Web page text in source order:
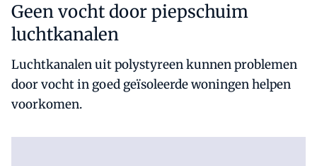
Geen vocht door piepschuim
luchtkanalen
Luchtkanalen uit polystyreen kunnen problemen
door vocht in goed geïsoleerde woningen helpen
voorkomen.